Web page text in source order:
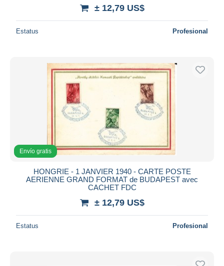
± 12,79 US$
Estatus Profesional
Envío gratis
HONGRIE - 1 JANVIER 1940 - CARTE POSTE
AERIENNE GRAND FORMAT de BUDAPEST avec
CACHET FDC
± 12,79 US$
Estatus Profesional